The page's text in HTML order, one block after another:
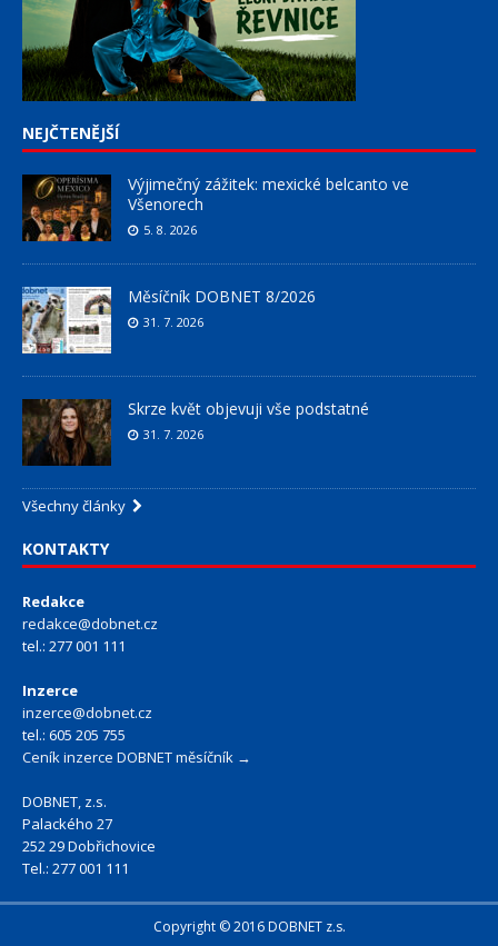
NEJČTENĚJŠÍ
Výjimečný zážitek: mexické belcanto ve
Všenorech
5. 8. 2026
Měsíčník DOBNET 8/2026
31. 7. 2026
Skrze květ objevuji vše podstatné
31. 7. 2026
Všechny články
KONTAKTY
Redakce
redakce@dobnet.cz
tel.: 277 001 111
Inzerce
inzerce@dobnet.cz
tel.: 605 205 755
Ceník inzerce DOBNET měsíčník →
DOBNET, z.s.
Palackého 27
252 29 Dobřichovice
Tel.: 277 001 111
Copyright © 2016 DOBNET z.s.